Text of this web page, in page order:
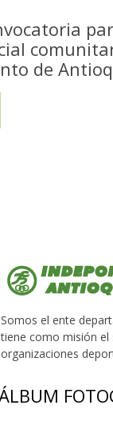
de
Somos el ente
tiene como misión el
organizaciones